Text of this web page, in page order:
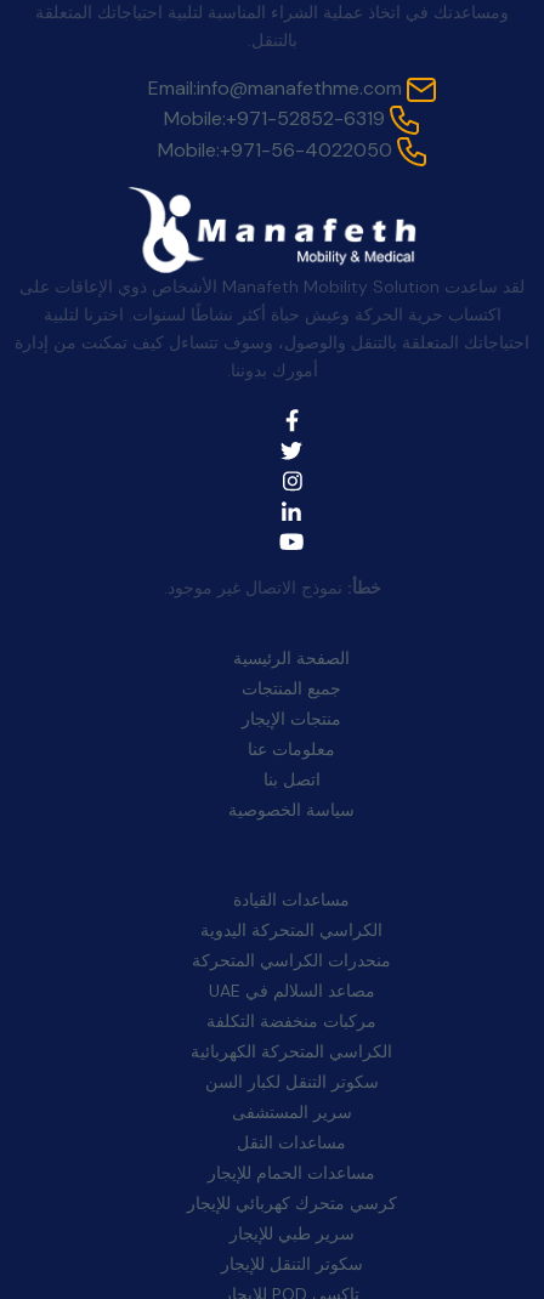
ومساعدتك في اتخاذ عملية الشراء المناسبة لتلبية احتياجاتك المتعلقة
بالتنقل.
Email:info@manafethme.com
Mobile:+971-52852-6319
Mobile:+971-56-4022050
لقد ساعدت Manafeth Mobility Solution الأشخاص ذوي الإعاقات على
اكتساب حرية الحركة وعيش حياة أكثر نشاطًا لسنوات. اخترنا لتلبية
احتياجاتك المتعلقة بالتنقل والوصول، وسوف تتساءل كيف تمكنت من إدارة
أمورك بدوننا.
خطأ: نموذج الاتصال غير موجود.
الصفحة الرئيسية
جميع المنتجات
منتجات الإيجار
معلومات عنا
اتصل بنا
سياسة الخصوصية
مساعدات القيادة
الكراسي المتحركة اليدوية
منحدرات الكراسي المتحركة
مصاعد السلالم في UAE
مركبات منخفضة التكلفة
الكراسي المتحركة الكهربائية
سكوتر التنقل لكبار السن
سرير المستشفى
مساعدات النقل
مساعدات الحمام للإيجار
كرسي متحرك كهربائي للإيجار
سرير طبي للإيجار
سكوتر التنقل للإيجار
تاكسي POD للإيجار